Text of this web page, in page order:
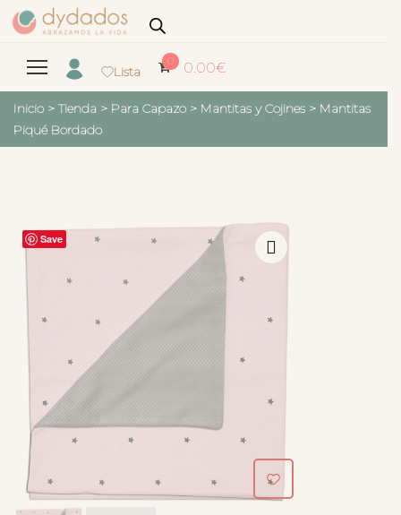
Lista
0 0.00€
Inicio > Tienda > Para Capazo > Mantitas y Cojines > Mantitas
Piqué Bordado
Save